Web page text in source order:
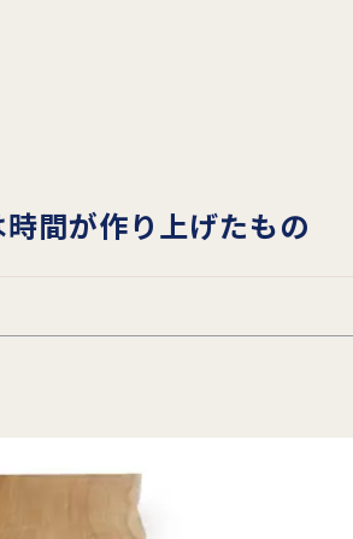
間が作り上げたもの